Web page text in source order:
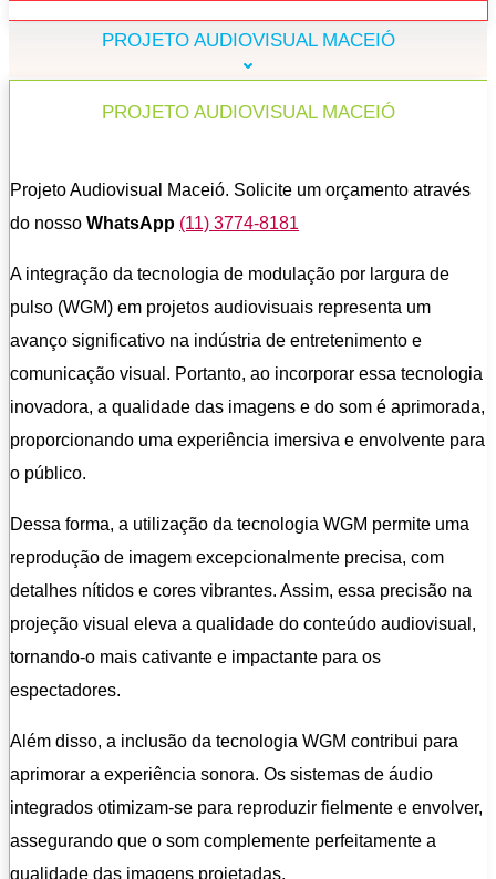
PROJETO AUDIOVISUAL MACEIÓ
PROJETO AUDIOVISUAL MACEIÓ
Projeto Audiovisual Maceió. Solicite um orçamento através
do nosso WhatsApp (11) 3774-8181
A integração da tecnologia de modulação por largura de
pulso (WGM) em projetos audiovisuais representa um
avanço significativo na indústria de entretenimento e
comunicação visual. Portanto, ao incorporar essa tecnologia
inovadora, a qualidade das imagens e do som é aprimorada,
proporcionando uma experiência imersiva e envolvente para
o público.
Dessa forma, a utilização da tecnologia WGM permite uma
reprodução de imagem excepcionalmente precisa, com
detalhes nítidos e cores vibrantes. Assim, essa precisão na
projeção visual eleva a qualidade do conteúdo audiovisual,
tornando-o mais cativante e impactante para os
espectadores.
Além disso, a inclusão da tecnologia WGM contribui para
aprimorar a experiência sonora. Os sistemas de áudio
integrados otimizam-se para reproduzir fielmente e envolver,
assegurando que o som complemente perfeitamente a
qualidade das imagens projetadas.